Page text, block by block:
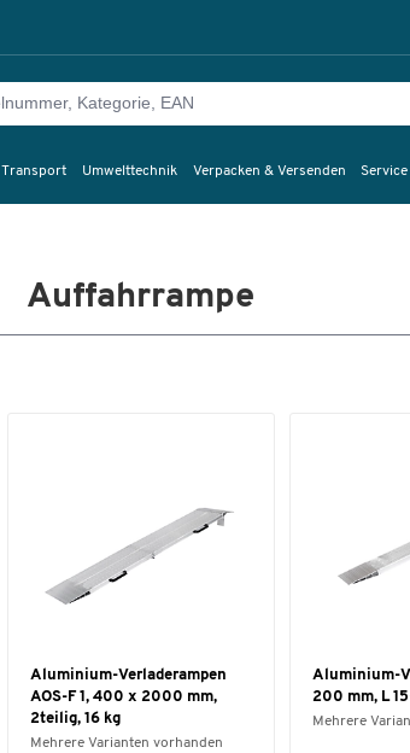
Transport Umwelttechnik Verpacken & Versenden
Auffahrrampe
Aluminium-Verladerampen
AOS-F 1, 400 x 2000 mm,
2teilig, 16 kg
Mehrere Varianten vorhanden
Aluminium-
200 mm, L
Mehrere